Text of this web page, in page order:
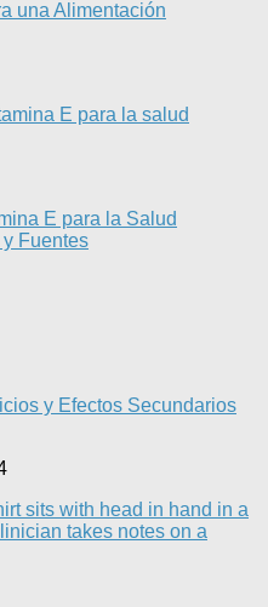
una Alimentación
E para la Salud
Fuentes
y Efectos Secundarios